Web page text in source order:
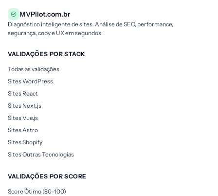
MVPilot.com.br
Diagnóstico inteligente de sites. Análise de SEO, performance,
segurança, copy e UX em segundos.
VALIDAÇÕES POR STACK
Todas as validações
Sites WordPress
Sites React
Sites Next.js
Sites Vue.js
Sites Astro
Sites Shopify
Sites Outras Tecnologias
VALIDAÇÕES POR SCORE
Score Ótimo (80-100)